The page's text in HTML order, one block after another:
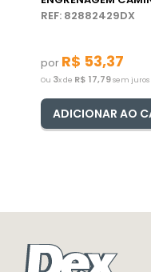
VOLVO VM
REF: 82882429DX
por R$ 53,37
Ou 3x de R$ 17,79sem juros
ADICIONAR AO